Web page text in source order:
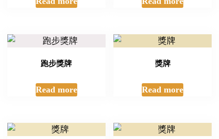
跑步獎牌
Read more
獎牌
Read more